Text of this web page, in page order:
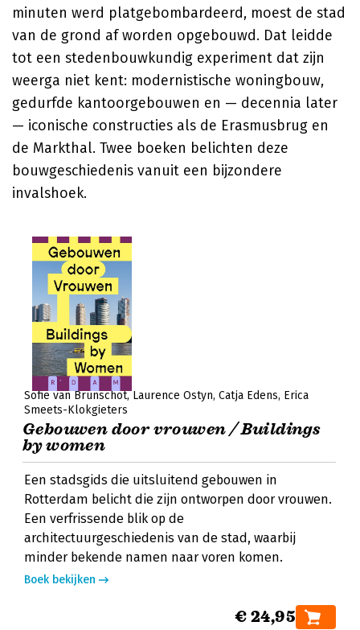
minuten werd platgebombardeerd, moest de stad
van de grond af worden opgebouwd. Dat leidde
tot een stedenbouwkundig experiment dat zijn
weerga niet kent: modernistische woningbouw,
gedurfde kantoorgebouwen en — decennia later
— iconische constructies als de Erasmusbrug en
de Markthal. Twee boeken belichten deze
bouwgeschiedenis vanuit een bijzondere
invalshoek.
Sofie van Brunschot Laurence Ostyn Catja Edens Erica
Smeets-Klokgieters
Gebouwen door vrouwen / Buildings
by women
Een stadsgids die uitsluitend gebouwen in
Rotterdam belicht die zijn ontworpen door vrouwen.
Een verfrissende blik op de
architectuurgeschiedenis van de stad, waarbij
minder bekende namen naar voren komen.
Boek bekijken
€ 24,95